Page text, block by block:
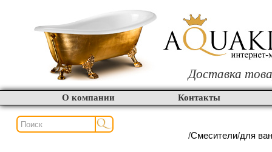
Доставка
О компании Контакты
/Смесители/для